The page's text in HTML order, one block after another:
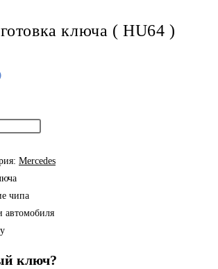
ключа ( HU64 )
Mercedes
чипа
автомобиля
ключ?